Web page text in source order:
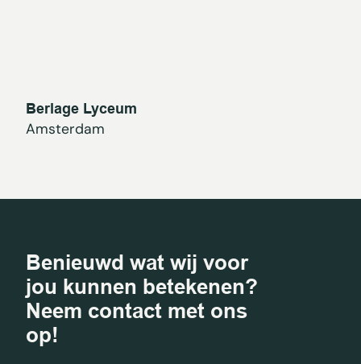
Berlage Lyceum
Amsterdam
Benieuwd wat wij voor
jou kunnen betekenen?
Neem contact met ons
op!